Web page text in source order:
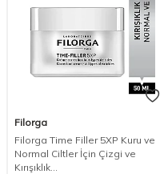
Filorga
Filorga Time Filler 5XP Kuru ve
Normal Ciltler İçin Çizgi ve
Kırışıklık...